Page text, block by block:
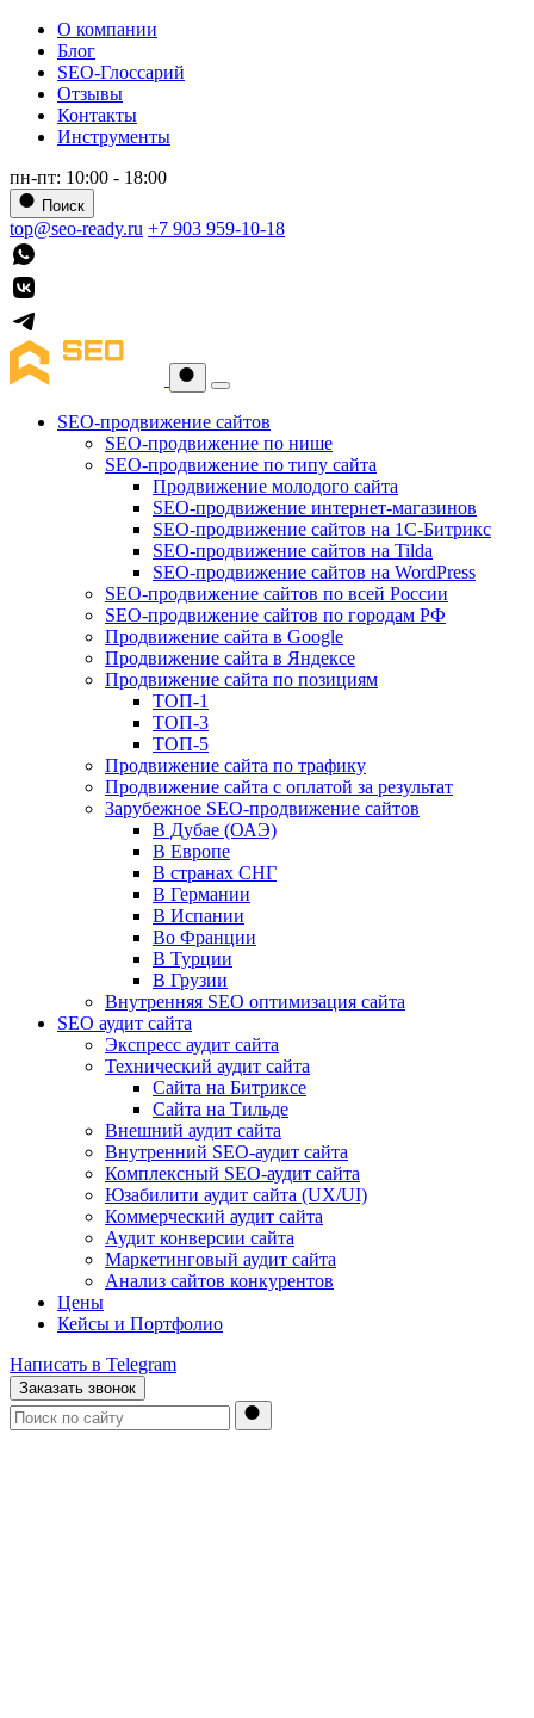
О компании
Блог
SEO-Глоссарий
Отзывы
Контакты
Инструменты
пн-пт: 10:00 - 18:00
Поиск
top@seo-ready.ru +7 903 959-10-18
SEO-продвижение сайтов
SEO-продвижение по нише
SEO-продвижение по типу сайта
Продвижение молодого сайта
SEO-продвижение интернет-магазинов
SEO-продвижение сайтов на 1С-Битрикс
SEO-продвижение сайтов на Tilda
SEO-продвижение сайтов на WordPress
SEO-продвижение сайтов по всей России
SEO-продвижение сайтов по городам РФ
Продвижение сайта в Google
Продвижение сайта в Яндексе
Продвижение сайта по позициям
ТОП-1
ТОП-3
ТОП-5
Продвижение сайта по трафику
Продвижение сайта с оплатой за результат
Зарубежное SEO-продвижение сайтов
В Дубае (ОАЭ)
В Европе
В странах СНГ
В Германии
В Испании
Во Франции
В Турции
В Грузии
Внутренняя SEO оптимизация сайта
SEO аудит сайта
Экспресс аудит сайта
Технический аудит сайта
Сайта на Битриксе
Сайта на Тильде
Внешний аудит сайта
Внутренний SEO-аудит сайта
Комплексный SEO-аудит сайта
Юзабилити аудит сайта (UX/UI)
Коммерческий аудит сайта
Аудит конверсии сайта
Маркетинговый аудит сайта
Анализ сайтов конкурентов
Цены
Кейсы и Портфолио
Написать в Telegram
Заказать звонок